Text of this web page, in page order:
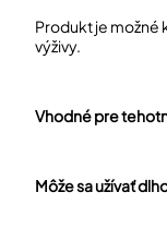
Produkt je
výživy.
Vhodné pre
Môže sa užívať